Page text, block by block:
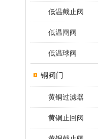
低温截止阀
低温闸阀
低温球阀
铜阀门
黄铜过滤器
黄铜止回阀